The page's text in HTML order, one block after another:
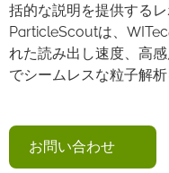
括的な説明を提供する
ParticleScoutは、
れた読み出し速度、高
でシームレスな粒子解析
お問い合わせ